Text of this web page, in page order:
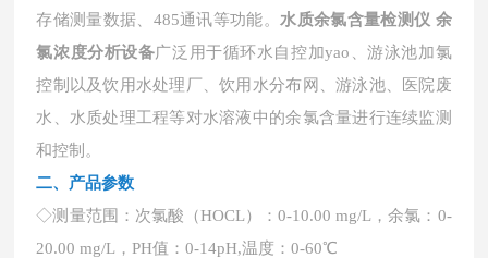
存储测量数据、485通讯等功能。 水质余氯含量检测仪 余
氯浓度分析设备广泛用于循环水自控加yao、游泳池加氯
控制以及饮用水处理厂、饮用水分布网、游泳池、医院废
水、水质处理工程等对水溶液中的余氯含量进行连续监测
和控制。
二、 产品参数
◇测量范围：次氯酸（HOCL）：0-10.00 mg/L，余氯：0-
20.00 mg/L，PH值：0-14pH,温度：0-60℃